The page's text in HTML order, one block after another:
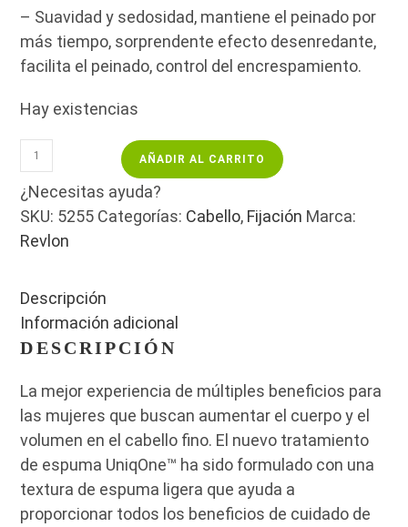
– Suavidad y sedosidad, mantiene el peinado por
más tiempo, sorprendente efecto desenredante,
facilita el peinado, control del encrespamiento.
Hay existencias
AÑADIR AL CARRITO
¿Necesitas ayuda?
SKU: 5255 Categorías: Cabello, Fijación Marca:
Revlon
Descripción
Información adicional
DESCRIPCIÓN
La mejor experiencia de múltiples beneficios para
las mujeres que buscan aumentar el cuerpo y el
volumen en el cabello fino. El nuevo tratamiento
de espuma UniqOne™ ha sido formulado con una
textura de espuma ligera que ayuda a
proporcionar todos los beneficios de cuidado de